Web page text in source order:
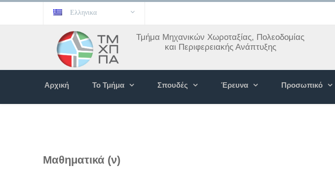
Ελληνικα
Τμήμα Μηχανικών Χωροταξίας, Πολεοδομίας
και Περιφερειακής Ανάπτυξης
Αρχική Το Τμήμα Σπουδές Έρευνα Προσωπικό
Μαθηματικά (ν)